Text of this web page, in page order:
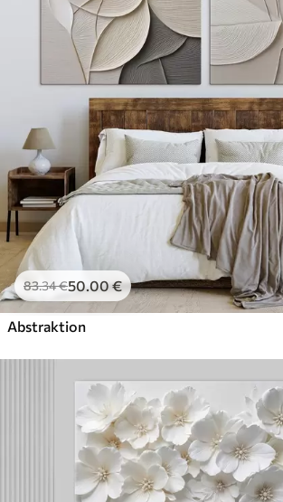
83.34€50.00€
Abstraktion